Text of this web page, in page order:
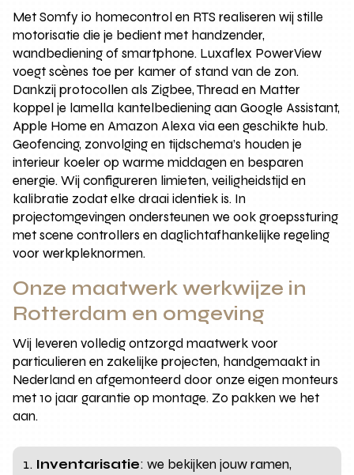
Met Somfy io homecontrol en RTS realiseren wij stille
motorisatie die je bedient met handzender,
wandbediening of smartphone. Luxaflex PowerView
voegt scènes toe per kamer of stand van de zon.
Dankzij protocollen als Zigbee, Thread en Matter
koppel je lamella kantelbediening aan Google Assistant,
Apple Home en Amazon Alexa via een geschikte hub.
Geofencing, zonvolging en tijdschema’s houden je
interieur koeler op warme middagen en besparen
energie. Wij configureren limieten, veiligheidstijd en
kalibratie zodat elke draai identiek is. In
projectomgevingen ondersteunen we ook groepssturing
met scene controllers en daglichtafhankelijke regeling
voor werkpleknormen.
Onze maatwerk werkwijze in
Rotterdam en omgeving
Wij leveren volledig ontzorgd maatwerk voor
particulieren en zakelijke projecten, handgemaakt in
Nederland en afgemonteerd door onze eigen monteurs
met 10 jaar garantie op montage. Zo pakken we het
aan.
Inventarisatie: we bekijken jouw ramen,